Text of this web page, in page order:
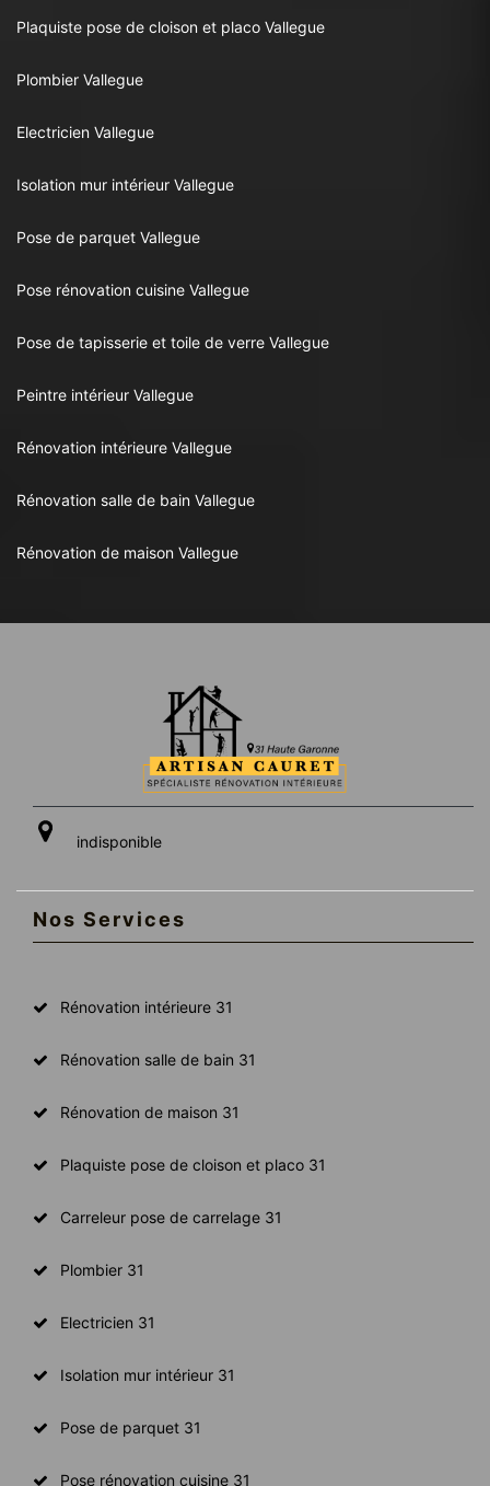
Plaquiste pose de cloison et placo Vallegue
Plombier Vallegue
Electricien Vallegue
Isolation mur intérieur Vallegue
Pose de parquet Vallegue
Pose rénovation cuisine Vallegue
Pose de tapisserie et toile de verre Vallegue
Peintre intérieur Vallegue
Rénovation intérieure Vallegue
Rénovation salle de bain Vallegue
Rénovation de maison Vallegue
indisponible
Nos Services
Rénovation intérieure 31
Rénovation salle de bain 31
Rénovation de maison 31
Plaquiste pose de cloison et placo 31
Carreleur pose de carrelage 31
Plombier 31
Electricien 31
Isolation mur intérieur 31
Pose de parquet 31
Pose rénovation cuisine 31